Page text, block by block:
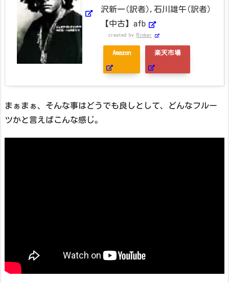
沢新一(訳者),石川雄午(訳者)
【中古】afb
created by Rinker
Amazon 楽天市場
まぁまぁ、そんな事はどうでも良しとして、どんなフルー
ツかと言えばこんな感じ。